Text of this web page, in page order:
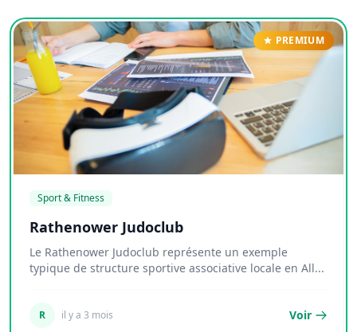
PREMIUM
Sport & Fitness
Rathenower Judoclub
Le Rathenower Judoclub représente un exemple
typique de structure sportive associative locale en All...
R il y a 3 mois Voir